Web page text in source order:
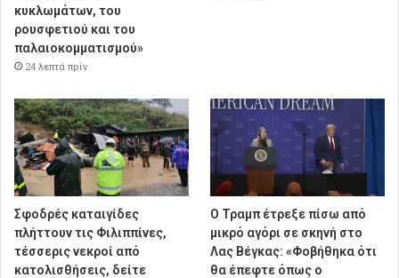
κυκλωμάτων, του
ρουσφετιού και του
παλαιοκομματισμού»
24 λεπτά πρίν
Σφοδρές καταιγίδες
πλήττουν τις Φιλιππίνες,
τέσσερις νεκροί από
κατολισθήσεις, δείτε
Ο Τραμπ έτρεξε πίσω από
μικρό αγόρι σε σκηνή στο
Λας Βέγκας: «Φοβήθηκα ότι
θα έπεφτε όπως ο